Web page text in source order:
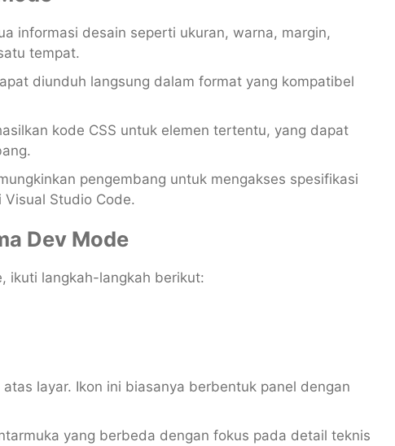
informasi desain seperti ukuran, warna, margin,
tempat.
diunduh langsung dalam format yang kompatibel
kode CSS untuk elemen tertentu, yang dapat
pengembang untuk mengakses spesifikasi
Studio Code.
Dev Mode
ikuti langkah-langkah berikut:
layar. Ikon ini biasanya berbentuk panel dengan
yang berbeda dengan fokus pada detail teknis